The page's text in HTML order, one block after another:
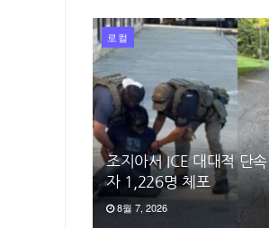
로컬
조지아서 ICE 대대적 단
자 1,226명 체포
8월 7, 2026